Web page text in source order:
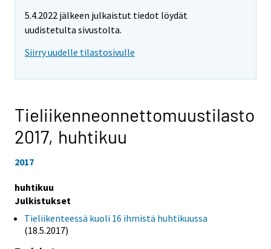
5.4.2022 jälkeen julkaistut tiedot löydät
uudistetulta sivustolta.
Siirry uudelle tilastosivulle
Tieliikenneonnettomuustilasto
2017, huhtikuu
2017
huhtikuu
Julkistukset
Tieliikenteessä kuoli 16 ihmistä huhtikuussa
(18.5.2017)